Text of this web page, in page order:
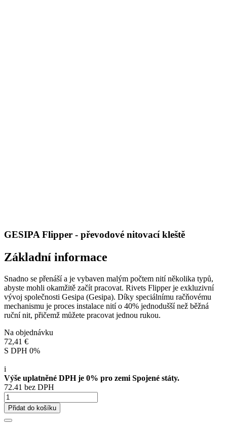
GESIPA Flipper - převodové nitovací kleště
Základní informace
Snadno se přenáší a je vybaven malým počtem nití několika typů,
abyste mohli okamžitě začít pracovat. Rivets Flipper je exkluzivní
vývoj společnosti Gesipa (Gesipa). Díky speciálnímu račňovému
mechanismu je proces instalace nití o 40% jednodušší než běžná
ruční nit, přičemž můžete pracovat jednou rukou.
Na objednávku
72,41 €
S DPH 0%
i
Výše uplatněné DPH je 0% pro zemi Spojené státy.
72.41 bez DPH
Přidat do košíku